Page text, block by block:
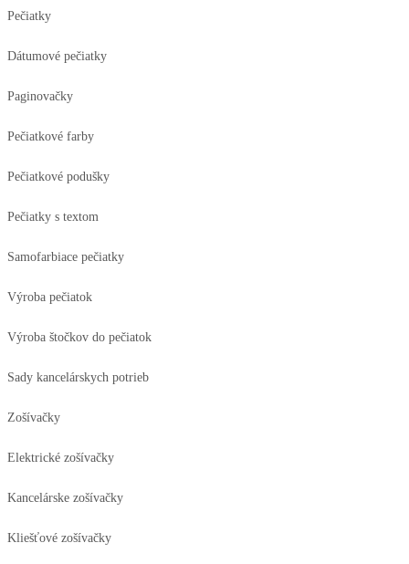
Pečiatky
Dátumové pečiatky
Paginovačky
Pečiatkové farby
Pečiatkové podušky
Pečiatky s textom
Samofarbiace pečiatky
Výroba pečiatok
Výroba štočkov do pečiatok
Sady kancelárskych potrieb
Zošívačky
Elektrické zošívačky
Kancelárske zošívačky
Kliešťové zošívačky